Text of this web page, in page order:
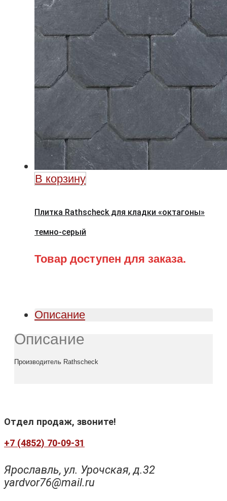
В корзину
Плитка Rathscheck для кладки «октагоны»
темно-серый
Товар доступен для заказа.
Описание
Описание
Производитель Rathscheck
Отдел продаж, звоните!
+7 (4852) 70-09-31
Ярославль, ул. Урочская, д.32
yardvor76@mail.ru